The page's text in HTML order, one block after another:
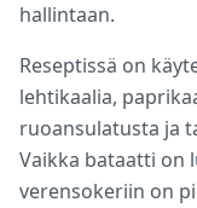
hallintaan.
Reseptissä on
lehtikaalia,
ruoansulatusta ja
Vaikka bataatti on
verensokeriin on